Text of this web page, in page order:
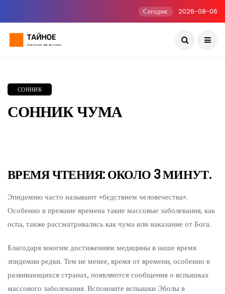
Сегодня: 2026-08-06
СОННИК
СОННИК ЧУМА
ВРЕМЯ ЧТЕНИЯ: ОКОЛО 3 МИНУТ.
Эпидемию часто называют «бедствием человечества».
Особенно в прежние времена такие массовые заболевания, как
оспа, также рассматривались как чума или наказание от Бога.
Благодаря многим достижениям медицины в наше время
эпидемии редки. Тем не менее, время от времени, особенно в
развивающихся странах, появляются сообщения о вспышках
массового заболевания. Вспомните вспышки Эболы в